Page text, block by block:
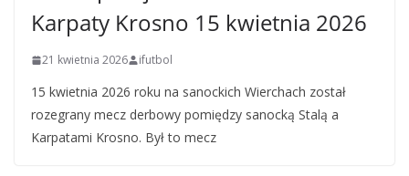
Karpaty Krosno 15 kwietnia 2026
21 kwietnia 2026 ifutbol
15 kwietnia 2026 roku na sanockich Wierchach został
rozegrany mecz derbowy pomiędzy sanocką Stalą a
Karpatami Krosno. Był to mecz